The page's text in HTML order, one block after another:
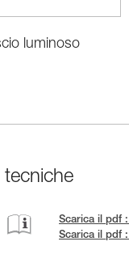
luminoso
tecniche
Scarica il pdf
Scarica il pdf